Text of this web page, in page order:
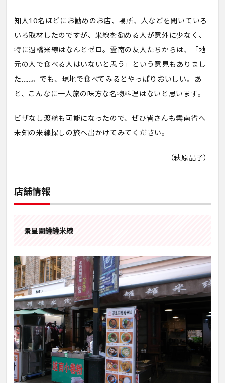
知人10名ほどにお勧めのお店、場所、人などを聞いていろ
いろ取材したのですが、米線を勧める人が意外に少なく、
特に過橋米線はなんとゼロ。雲南の友人たちからは、「地
元の人で食べる人はいないと思う」という意見もありまし
た……。でも、現地で食べてみるとやっぱりおいしい。あ
と、こんなに一人旅の味方な名物料理はないと思います。
ビザなし渡航も可能になったので、ぜひ皆さんも雲南省へ
未知の米線探しの旅へ出かけてみてください。
（萩原晶子）
店舗情報
景星園罐罐米線